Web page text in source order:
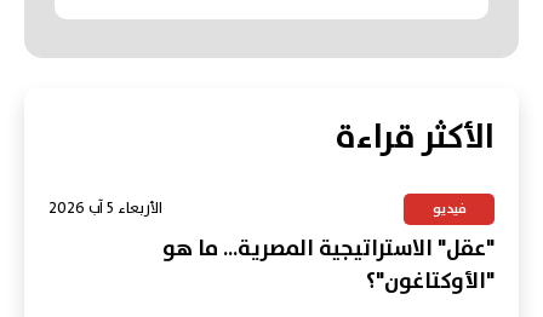
الأكثر قراءة
فيديو الأربعاء 5 آب 2026
"عقل" الاستراتيجية المصرية... ما هو
"الأوكتاغون"؟